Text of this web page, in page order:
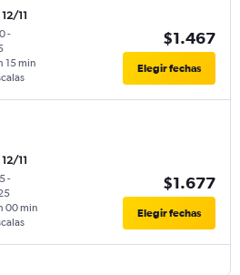
11
-
15 min
$1.467
Elegir fechas
11
-
00 min
$1.677
Elegir fechas